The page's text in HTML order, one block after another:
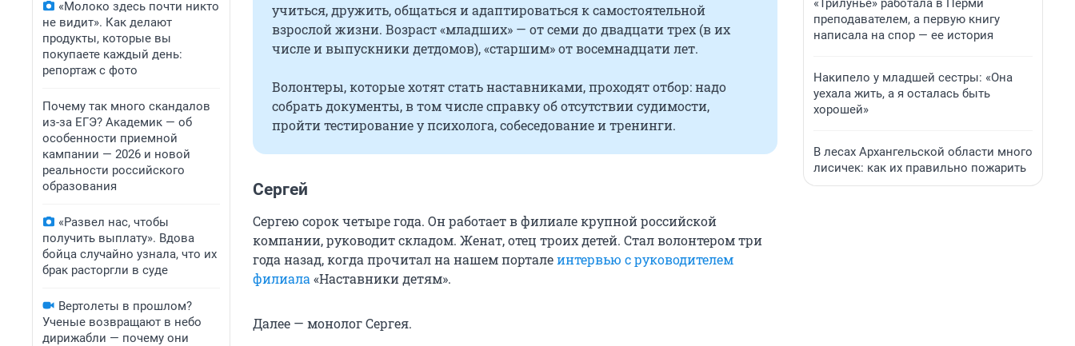
«Молоко здесь почти никто
не видит». Как делают
продукты, которые вы
покупаете каждый день:
репортаж с фото
Почему так много скандалов
из-за ЕГЭ? Академик — об
особенности приемной
кампании — 2026 и новой
реальности российского
образования
«Развел нас, чтобы
получить выплату». Вдова
бойца случайно узнала, что их
брак расторгли в суде
Вертолеты в прошлом?
Ученые возвращают в небо
дирижабли — почему они
учиться, дружить, общаться и адаптироваться к самостоятельной
взрослой жизни. Возраст «младших» — от семи до двадцати трех (в их
числе и выпускники детдомов), «старшим» от восемнадцати лет.
Волонтеры, которые хотят стать наставниками, проходят отбор: надо
собрать документы, в том числе справку об отсутствии судимости,
пройти тестирование у психолога, собеседование и тренинги.
Сергей
Сергею сорок четыре года. Он работает в филиале крупной российской
компании, руководит складом. Женат, отец троих детей. Стал волонтером три
года назад, когда прочитал на нашем порталеинтервью с руководителем
филиала «Наставники детям».
Далее — монолог Сергея.
«Трилунье» работала в Перми
преподавателем, а первую книгу
написала на спор — ее история
Накипело у младшей сестры: «Она
уехала жить, а я осталась быть
хорошей»
В лесах Архангельской области много
лисичек: как их правильно пожарить